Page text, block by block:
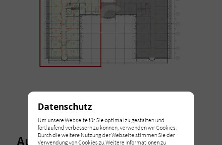
Ausstattung
Datenschutz
Um unsere Webseite für Sie optimal zu gestalten und
fortlaufend verbessern zu können, verwenden wir Cookies.
Durch die weitere Nutzung der Webseite stimmen Sie der
Verwendung von Cookies zu.Weitere Informationen zu